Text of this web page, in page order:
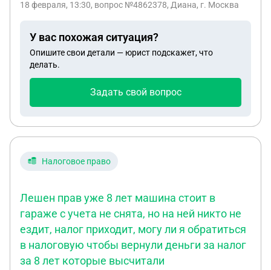
сделать так, чтобы он вообще не был больше
задолженности?
18 февраля, 13:30, вопрос №4862378, Диана, г. Москва
У вас похожая ситуация?
Опишите свои детали — юрист подскажет, что
делать.
Задать свой вопрос
Налоговое право
Лешен прав уже 8 лет машина стоит в
гараже с учета не снята, но на ней никто не
ездит, налог приходит, могу ли я обратиться
в налоговую чтобы вернули деньги за налог
за 8 лет которые высчитали